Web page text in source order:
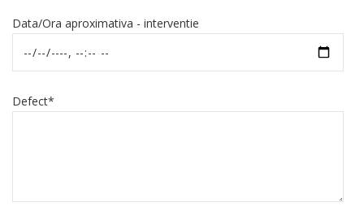
Data/Ora aproximativa - interventie
Defect*